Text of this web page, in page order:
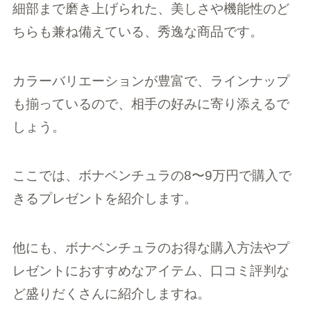
細部まで磨き上げられた、美しさや機能性のど
ちらも兼ね備えている、秀逸な商品です。
カラーバリエーションが豊富で、ラインナップ
も揃っているので、相手の好みに寄り添えるで
しょう。
ここでは、ボナベンチュラの8〜9万円で購入で
きるプレゼントを紹介します。
他にも、ボナベンチュラのお得な購入方法やプ
レゼントにおすすめなアイテム、口コミ評判な
ど盛りだくさんに紹介しますね。